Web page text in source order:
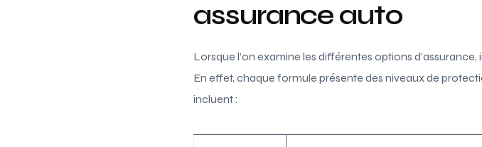
assurance auto
Lorsque l’on examine les différentes options
En effet, chaque formule présente des niveaux de
incluent :